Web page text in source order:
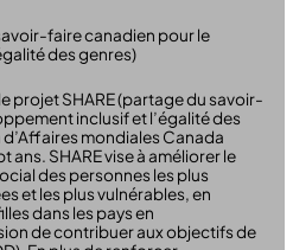
faire canadien pour le
des genres)
projet SHARE (partage du savoir-
inclusif et l’égalité des
mondiales Canada
ans. SHARE vise à améliorer le
des personnes les plus
et les plus vulnérables, en
dans les pays en
de contribuer aux objectifs de